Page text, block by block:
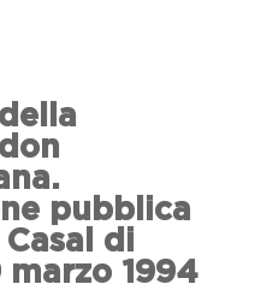
pubblica
di
marzo 1994